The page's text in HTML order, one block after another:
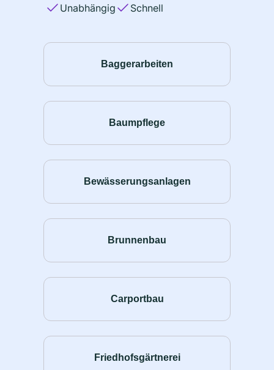
Unabhängig
Schnell
Baggerarbeiten
Baumpflege
Bewässerungsanlagen
Brunnenbau
Carportbau
Friedhofsgärtnerei